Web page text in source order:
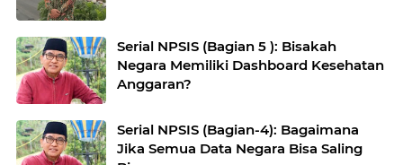
Serial NPSIS (Bagian 5 ): Bisakah
Negara Memiliki Dashboard Kesehatan
Anggaran?
Serial NPSIS (Bagian-4): Bagaimana
Jika Semua Data Negara Bisa Saling